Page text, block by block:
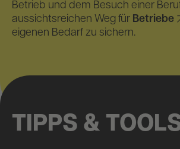
Betrieb und dem Besuch einer
aussichtsreichen Weg für Betriebe
eigenen Bedarf zu sichern.
TIPPS &